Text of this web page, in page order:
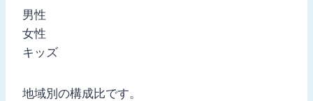
男性
女性
キッズ
地域別の構成比です。